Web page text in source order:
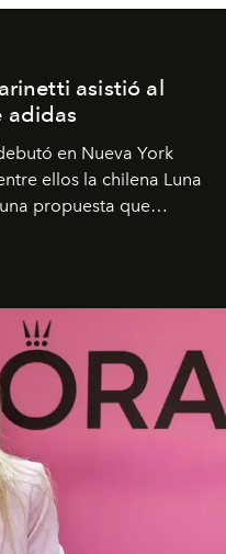
asistió al
adidas
en Nueva York
ellos la chilena Luna
propuesta que